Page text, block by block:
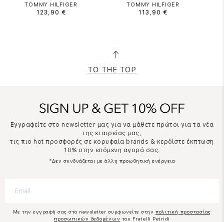
TOMMY HILFIGER
123,90 €
TOMMY HILFIGER
113,90 €
TO THE TOP
Εγγραφείτε στο newsletter μας για να μάθετε πρώτοι για τα νέα
της εταιρείας μας,
τις πιο hot προσφορές σε κορυφαία brands & κερδίστε έκπτωση
10% στην επόμενη αγορά σας.
*Δεν συνδυάζεται με άλλη προωθητική ενέργεια
Με την εγγραφή σας στο newsletter συμφωνείτε στην πολιτική προστασίας
προσωπικών δεδομένων του Fratelli Petridi